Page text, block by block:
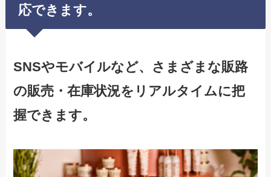
応できます。
SNSやモバイルなど、さまざまな販路
の販売・在庫状況をリアルタイムに把
握できます。